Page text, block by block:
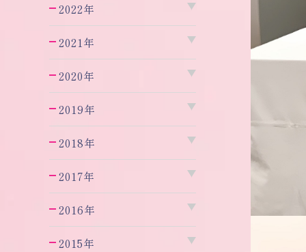
2022年
2021年
2020年
2019年
2018年
2017年
2016年
2015年